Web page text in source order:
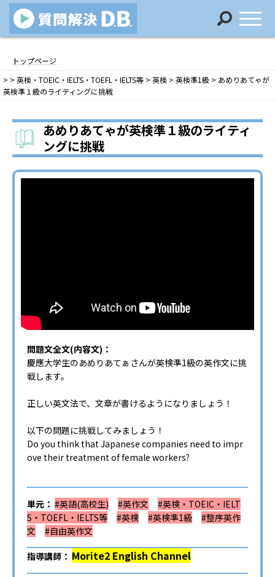
ン
ン
ツ
ス
ッ
ビ
ー
シ
ン
移
トップページ
> > 英検・TOEIC・IELTS・TOEFL・IELTS等 > 英検 > 英検準1級 > あめりあてゃが
英検準１級のライティングに挑戦
あめりあてゃが英検準１級のライティ
ングに挑戦
問題文全文(内容文)：
慶應大学生のあめりあてぁさんが英検準1級の英作文に挑
戦します。
正しい英文法で、文章が書けるようになりましょう！
以下の問題に挑戦してみましょう！
Do you think that Japanese companies need to impr
ove their treatment of female workers?
単元： #英語(高校生) #英作文
#英検・TOEIC・IELT
S・TOEFL・IELTS等
#英検 #英検準1級
#整序英作
文
#自由英作文
指導講師： Morite2 English Channel